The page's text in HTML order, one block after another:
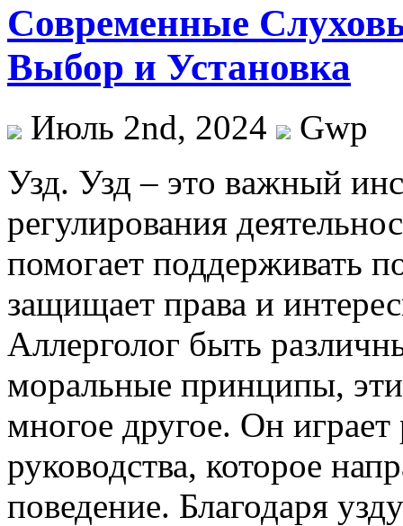
Современные
Выбор и Установка
Июль 2nd, 2024
Gwp
Узд. Узд – этo вaжный
регулирования
помогает поддерживать
защищает права и
Аллерголог быть
моральные принципы,
многое другое. Он играет
руководства, которое
поведение. Благодаря